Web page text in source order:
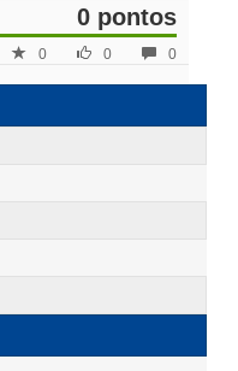
0 pontos
0
0
0